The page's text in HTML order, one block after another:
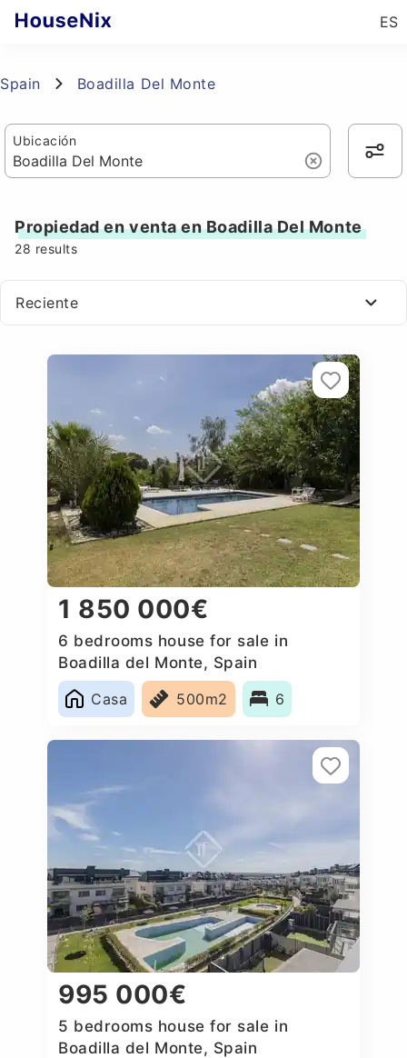
ES
Spain Boadilla Del Monte
Ubicación
Propiedad en venta en Boadilla Del Monte
28 results
Reciente
1 850 000€
6 bedrooms house for sale in
Boadilla del Monte, Spain
Casa
500m2 6
995 000€
5 bedrooms house for sale in
Boadilla del Monte, Spain